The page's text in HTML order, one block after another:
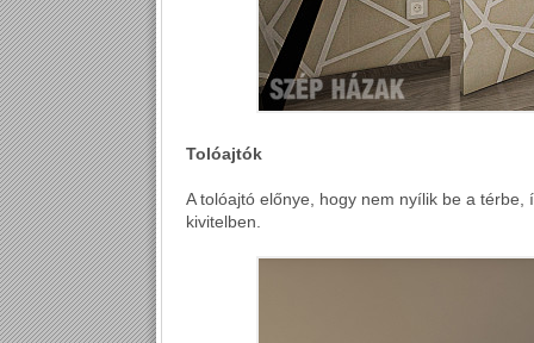
Tolóajtók
A tolóajtó előnye, hogy nem nyílik be a
kivitelben.